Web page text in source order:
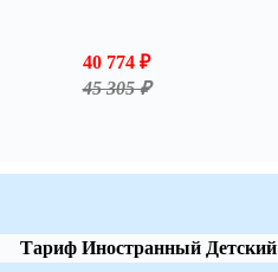
40 774 ₽
45 305 ₽
Тариф Иностранный Детский